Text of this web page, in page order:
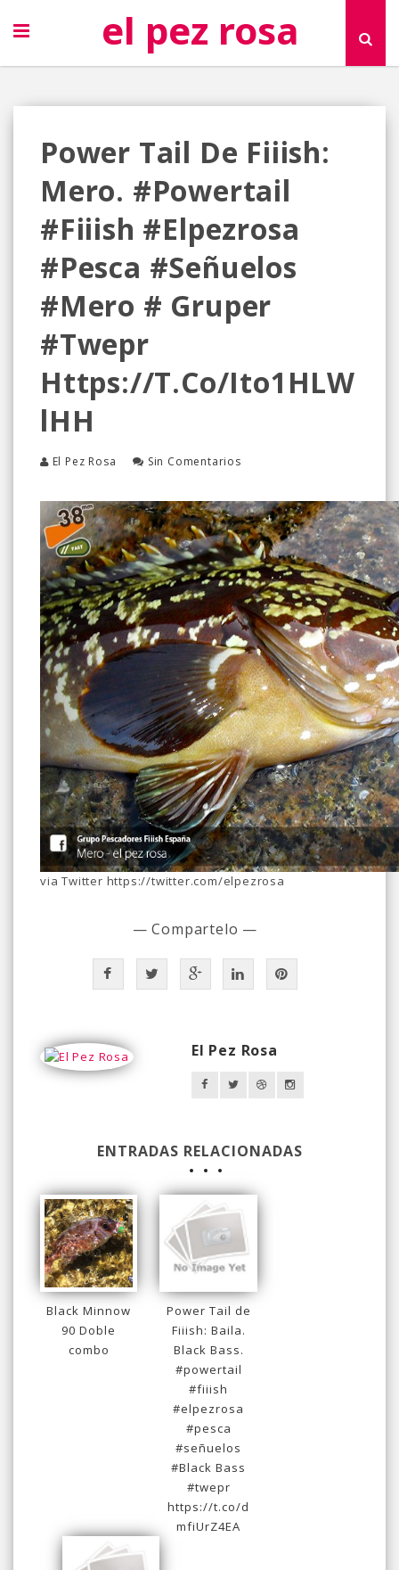
el pez rosa
Power Tail De Fiiish:
Mero. #powertail
#fiiish #elpezrosa
#pesca #señuelos
#mero # Gruper
#twepr
Https://t.co/Ito1HLW
LHH
El Pez Rosa Sin Comentarios
via Twitter https://twitter.com/elpezrosa
— Compartelo —
El Pez Rosa
ENTRADAS RELACIONADAS
Black Minnow
90 Doble
combo
Power Tail de
Fiiish: Baila.
Black Bass.
#powertail
#fiiish
#elpezrosa
#pesca
#señuelos
#Black Bass
#twepr
https://t.co/d
mfiUrZ4EA